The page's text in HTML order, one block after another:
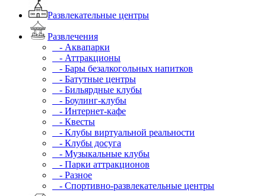
Развлекательные центры
Развлечения
- Аквапарки
- Аттракционы
- Бары безалкогольных напитков
- Батутные центры
- Бильярдные клубы
- Боулинг-клубы
- Интернет-кафе
- Квесты
- Клубы виртуальной реальности
- Клубы досуга
- Музыкальные клубы
- Парки аттракционов
- Разное
- Спортивно-развлекательные центры